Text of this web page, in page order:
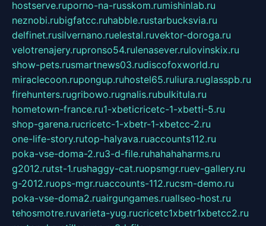
hostserve.ruporno-na-russkom.rumishinlab.ru
neznobi.rubigfatcc.ruhabble.rustarbucksvia.ru
delfinet.rusilvernano.ruelestal.ruvektor-doroga.ru
velotrenajery.rupronso54.rulenasever.rulovinskix.ru
show-pets.rusmartnews03.rudiscofoxworld.ru
miraclecoon.rupongup.ruhostel65.ruliura.ruglasspb.ru
firehunters.rugribowo.rugnalis.rubulkitula.ru
hometown-france.ru1-xbeticricetc-1-xbetti-5.ru
shop-garena.rucricetc-1-xbetr-1-xbetcc-2.ru
one-life-story.rutop-halyava.ruaccounts112.ru
poka-vse-doma-2.ru3-d-file.ruhahahaharms.ru
g2012.rutst-1.rushaggy-cat.ruopsmgr.ruev-gallery.ru
g-2012.ruops-mgr.ruaccounts-112.rucsm-demo.ru
poka-vse-doma2.ruairgungames.ruallseo-host.ru
tehosmotre.ruvarieta-yug.rucricetc1xbetr1xbetcc2.ru